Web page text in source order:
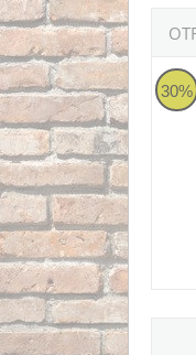
30%